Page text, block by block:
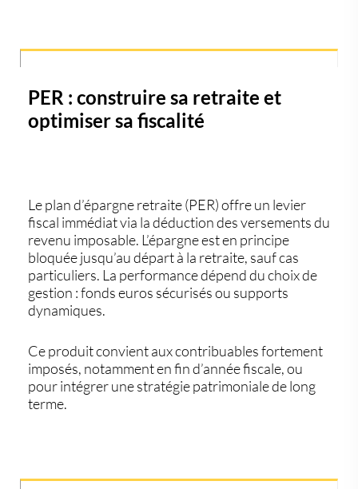
PER : construire sa retraite et
optimiser sa fiscalité
Leplan d’épargne retraite (PER)offre un levier
fiscal immédiat via la déduction des versements du
revenu imposable. L’épargne est en principe
bloquée jusqu’au départ à la retraite, sauf cas
particuliers. La performance dépend du choix de
gestion : fonds euros sécurisés ou supports
dynamiques.
Ce produit convient aux contribuables fortement
imposés, notamment en fin d’année fiscale, ou
pour intégrer unestratégie patrimoniale de long
terme.